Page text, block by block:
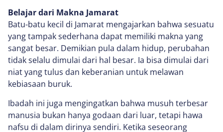
Belajar dari Makna Jamarat
Batu-batu kecil di Jamarat mengajarkan bahwa sesuatu
yang tampak sederhana dapat memiliki makna yang
sangat besar. Demikian pula dalam hidup, perubahan
tidak selalu dimulai dari hal besar. Ia bisa dimulai dari
niat yang tulus dan keberanian untuk melawan
kebiasaan buruk.
Ibadah ini juga mengingatkan bahwa musuh terbesar
manusia bukan hanya godaan dari luar, tetapi hawa
nafsu di dalam dirinya sendiri. Ketika seseorang